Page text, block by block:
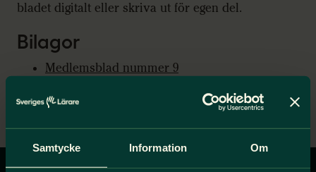
Samtycke Information Om
bladet digitalt eller skriva ut för egen del.
Bilagor
Medlemsblad nummer 9
Affisch valpodcast